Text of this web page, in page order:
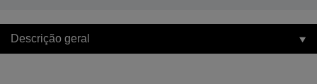
Descrição geral